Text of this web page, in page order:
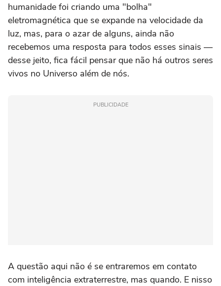
humanidade foi criando uma "bolha"
eletromagnética que se expande na velocidade da
luz, mas, para o azar de alguns, ainda não
recebemos uma resposta para todos esses sinais —
desse jeito, fica fácil pensar que não há outros seres
vivos no Universo além de nós.
PUBLICIDADE
A questão aqui não é se entraremos em contato
com inteligência extraterrestre, mas quando. E nisso